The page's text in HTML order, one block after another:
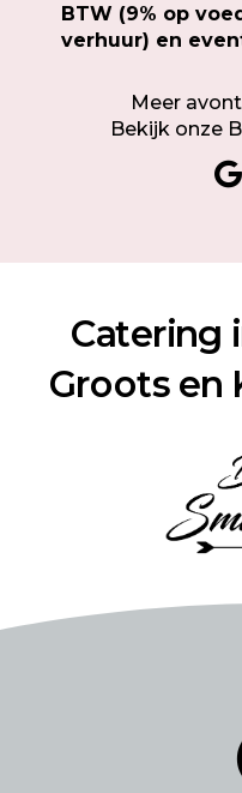
BTW (9% op
verhuur) en
Meer
Bekijk onze
Catering
Groots en